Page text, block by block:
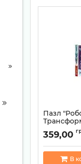
Пазл
елементів
Артикул:
359,00
В